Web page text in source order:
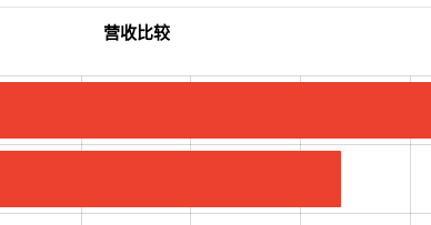
营收比较